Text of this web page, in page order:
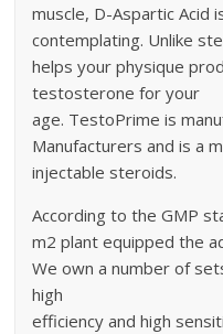
muscle, D-Aspartic Acid
contemplating. Unlike
helps your physique
testosterone for your
age. TestoPrime is
Manufacturers and is a
injectable steroids.
According to the GMP
m2 plant equipped the
We own a number of
high
efficiency and high